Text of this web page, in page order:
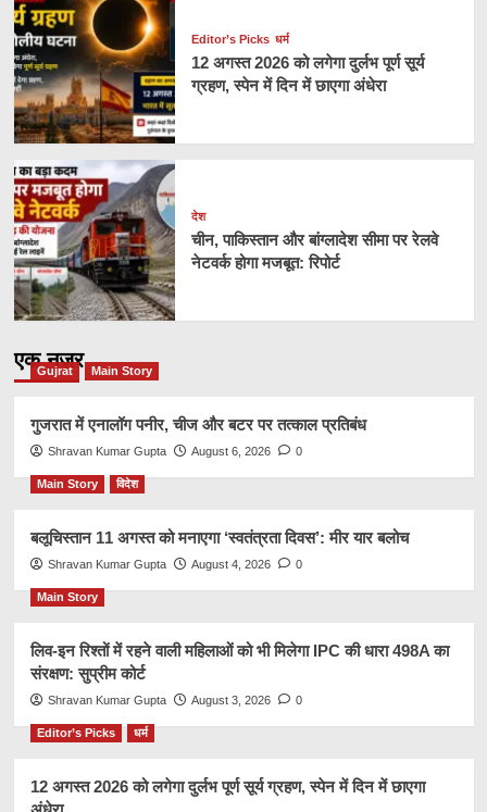
Editor’s Picks धर्म
12 अगस्त 2026 को लगेगा दुर्लभ पूर्ण सूर्य
ग्रहण, स्पेन में दिन में छाएगा अंधेरा
देश
चीन, पाकिस्तान और बांग्लादेश सीमा पर रेलवे
नेटवर्क होगा मजबूत: रिपोर्ट
एक नज़र
Gujrat Main Story
गुजरात में एनालॉग पनीर, चीज और बटर पर तत्काल प्रतिबंध
Shravan Kumar Gupta August 6, 2026 0
Main Story विदेश
बलूचिस्तान 11 अगस्त को मनाएगा ‘स्वतंत्रता दिवस’: मीर यार बलोच
Shravan Kumar Gupta August 4, 2026 0
Main Story
लिव-इन रिश्तों में रहने वाली महिलाओं को भी मिलेगा IPC की धारा 498A का
संरक्षण: सुप्रीम कोर्ट
Shravan Kumar Gupta August 3, 2026 0
Editor’s Picks धर्म
12 अगस्त 2026 को लगेगा दुर्लभ पूर्ण सूर्य ग्रहण, स्पेन में दिन में छाएगा